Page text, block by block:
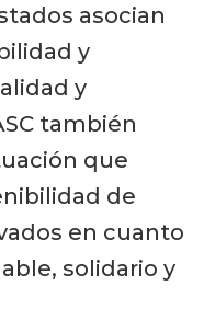
asocian
y
y
también
que
de
en cuanto
solidario y